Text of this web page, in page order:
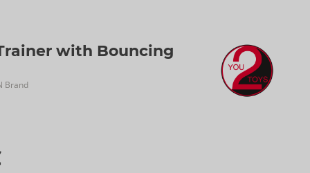
with Bouncing
Brand